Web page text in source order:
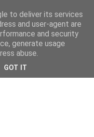
to deliver its services
and user-agent are
and security
generate usage
abuse.
GOT IT